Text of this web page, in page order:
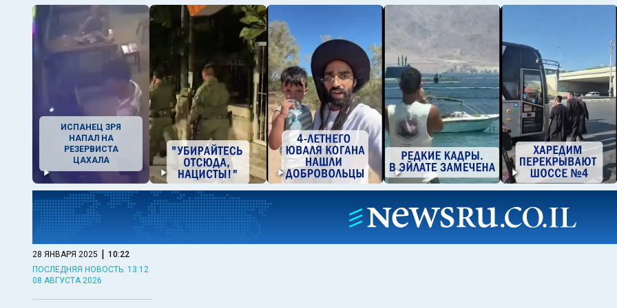
ИСПАНЕЦ ЗРЯ
НАПАЛ НА
РЕЗЕРВИСТА
ЦАХАЛА
28 ЯНВАРЯ 2025 | 10:22
ПОСЛЕДНЯЯ НОВОСТЬ: 13:12
08 АВГУСТА 2026